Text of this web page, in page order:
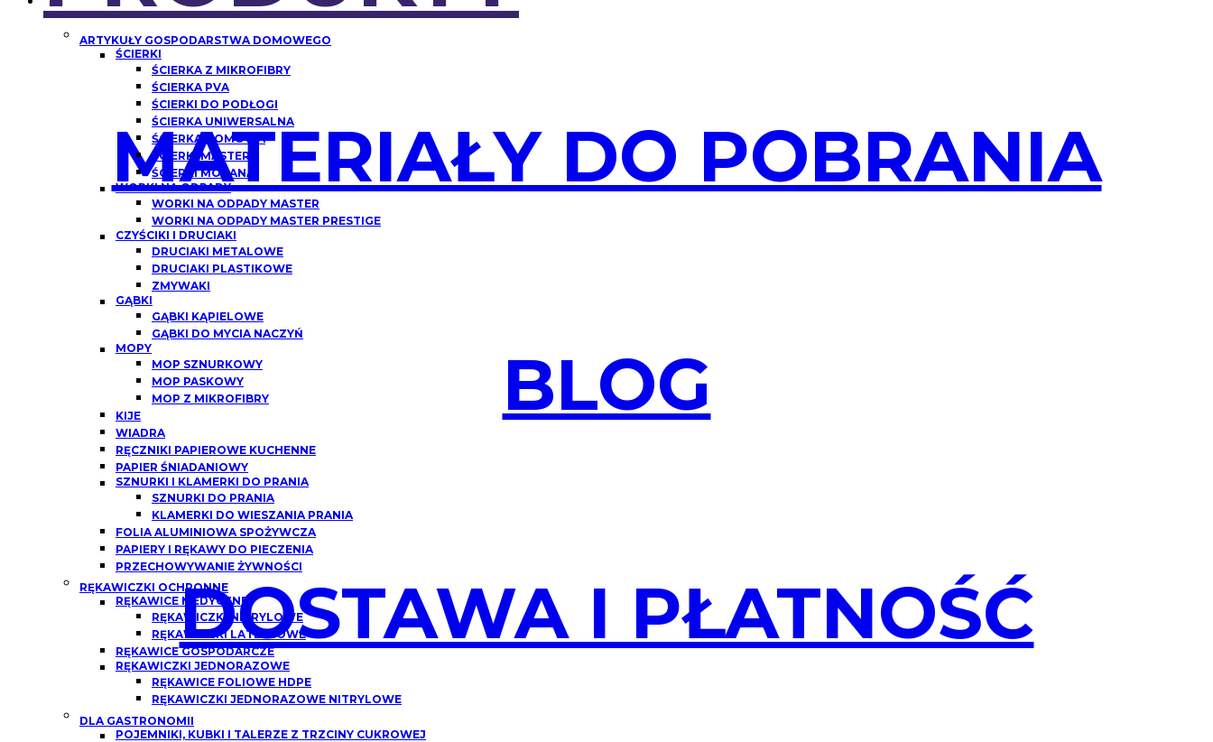
MATERIAŁY DO POBRANIA
BLOG
DOSTAWA I PŁATNOŚĆ
ARTYKUŁY GOSPODARSTWA DOMOWEGO
ŚCIERKI
ŚCIERKA Z MIKROFIBRY
ŚCIERKA PVA
ŚCIERKI DO PODŁOGI
ŚCIERKA UNIWERSALNA
ŚCIERKA DOMOWA
ŚCIERKI MASTER
ŚCIERKI MORANA
WORKI NA ODPADY
WORKI NA ODPADY MASTER
WORKI NA ODPADY MASTER PRESTIGE
CZYŚCIKI I DRUCIAKI
DRUCIAKI METALOWE
DRUCIAKI PLASTIKOWE
ZMYWAKI
GĄBKI
GĄBKI KĄPIELOWE
GĄBKI DO MYCIA NACZYŃ
MOPY
MOP SZNURKOWY
MOP PASKOWY
MOP Z MIKROFIBRY
KIJE
WIADRA
RĘCZNIKI PAPIEROWE KUCHENNE
PAPIER ŚNIADANIOWY
SZNURKI I KLAMERKI DO PRANIA
SZNURKI DO PRANIA
KLAMERKI DO WIESZANIA PRANIA
FOLIA ALUMINIOWA SPOŻYWCZA
PAPIERY I RĘKAWY DO PIECZENIA
PRZECHOWYWANIE ŻYWNOŚCI
RĘKAWICZKI OCHRONNE
RĘKAWICE MEDYCZNE
RĘKAWICZKI NITRYLOWE
RĘKAWICZKI LATEKSOWE
RĘKAWICE GOSPODARCZE
RĘKAWICZKI JEDNORAZOWE
RĘKAWICE FOLIOWE HDPE
RĘKAWICZKI JEDNORAZOWE NITRYLOWE
DLA GASTRONOMII
POJEMNIKI, KUBKI I TALERZE Z TRZCINY CUKROWEJ